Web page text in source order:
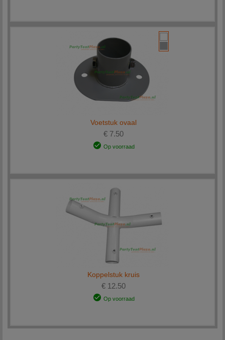
Voetstuk ovaal
€ 7.50
Op voorraad
Koppelstuk kruis
€ 12.50
Op voorraad